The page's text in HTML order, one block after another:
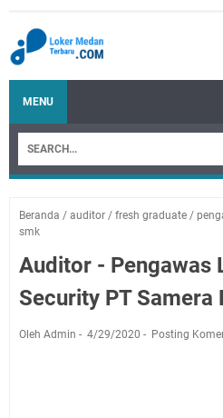
MENU
Beranda / auditor / fresh graduate /
smk
Auditor - Pengawas
Security PT
Oleh Admin 4/29/2020 Posting